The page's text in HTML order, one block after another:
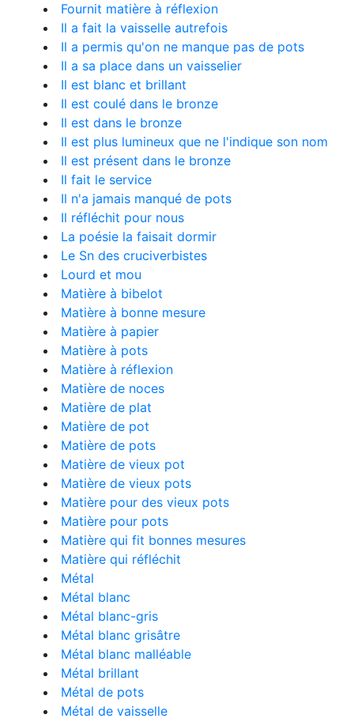
Fournit matière à réflexion
Il a fait la vaisselle autrefois
Il a permis qu'on ne manque pas de pots
Il a sa place dans un vaisselier
Il est blanc et brillant
Il est coulé dans le bronze
Il est dans le bronze
Il est plus lumineux que ne l'indique son nom
Il est présent dans le bronze
Il fait le service
Il n'a jamais manqué de pots
Il réfléchit pour nous
La poésie la faisait dormir
Le Sn des cruciverbistes
Lourd et mou
Matière à bibelot
Matière à bonne mesure
Matière à papier
Matière à pots
Matière à réflexion
Matière de noces
Matière de plat
Matière de pot
Matière de pots
Matière de vieux pot
Matière de vieux pots
Matière pour des vieux pots
Matière pour pots
Matière qui fit bonnes mesures
Matière qui réfléchit
Métal
Métal blanc
Métal blanc-gris
Métal blanc grisâtre
Métal blanc malléable
Métal brillant
Métal de pots
Métal de vaisselle